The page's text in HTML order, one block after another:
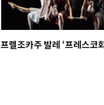
프렐조카주 발레 ‘프레스코